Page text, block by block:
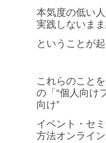
本気度の低い
実践しないま
ということが
これらのこと
の「“個人向け
向け”
イベント・セ
方法オンライン